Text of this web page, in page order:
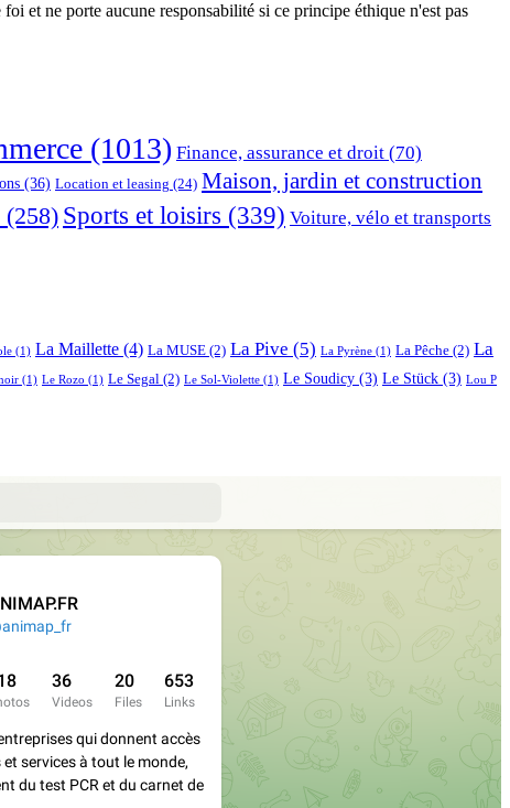
et ne porte aucune responsabilité si ce principe éthique n'est pas
(1013) Finance, assurance et droit (70)
(36) Location et leasing (24) Maison, jardin et construction
(258) Sports et loisirs (339) Voiture, vélo et transports
(1) La Maillette (4) La MUSE (2) La Pive (5) La Pyrène (1) La Pêche (2) La
(1) Le Rozo (1) Le Segal (2) Le Sol-Violette (1) Le Soudicy (3) Le Stück (3) Lou P